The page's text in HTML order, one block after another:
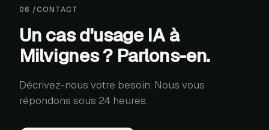
06 /CONTACT
Un cas d'usage IA à
Milvignes ? Parlons-en.
Décrivez-nous votre besoin. Nous vous
répondons sous 24 heures.